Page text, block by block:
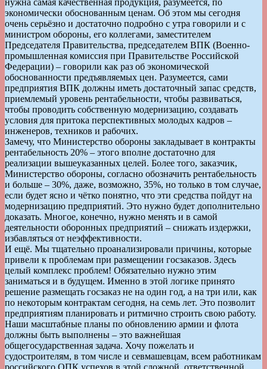
экономически обоснованным ценам. Об этом мы сегодня
очень серьёзно и достаточно подробно с утра говорили и с
министром обороны, его коллегами, заместителем
Председателя Правительства, председателем ВПК (Военно-
промышленная комиссия при Правительстве Российской
Федерации) – говорили как раз об экономической
обоснованности предъявляемых цен. Разумеется, сами
предприятия ВПК должны иметь достаточный запас средств,
приемлемый уровень рентабельности, чтобы развиваться,
чтобы проводить собственную модернизацию, создавать
условия для притока перспективных молодых кадров –
инженеров, техников и рабочих.
Замечу, что Министерство обороны закладывает в контракты
рентабельность 20% – этого вполне достаточно для
реализации вышеуказанных целей. Более того, заказчик,
Министерство обороны, согласно обозначить рентабельность
и больше – 30%, даже, возможно, 35%, но только в том случае,
если будет ясно и чётко понятно, что эти средства пойдут на
модернизацию предприятий. Это нужно будет дополнительно
доказать. Многое, конечно, нужно менять и в самой
деятельности оборонных предприятий – снижать издержки,
избавляться от неэффективности.
И ещё. Мы тщательно проанализировали причины, которые
привели к проблемам при размещении госзаказов. Здесь
целый комплекс проблем! Обязательно нужно этим
заниматься и в будущем. Именно в этой логике принято
решение размещать госзаказ не на один год, а на три или, как
по некоторым контрактам сегодня, на семь лет. Это позволит
предприятиям планировать и ритмично строить свою работу.
Наши масштабные планы по обновлению армии и флота
должны быть выполнены – это важнейшая
общегосударственная задача. Хочу пожелать и
судостроителям, в том числе и севмашевцам, всем работникам
российского ОПК успехов в этой сложной, ответственной